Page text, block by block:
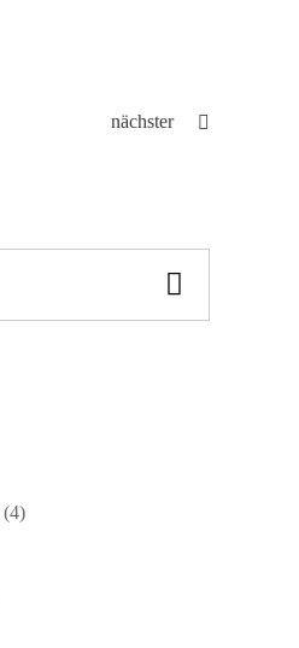
nächster
(4)